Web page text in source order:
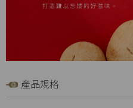
產品規格